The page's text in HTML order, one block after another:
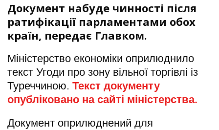
Документ набуде чинності після
ратифікації парламентами обох
країн, передає Главком.
Міністерство економіки оприлюднило
текст Угоди про зону вільної торгівлі із
Туреччиною. Текст документу
опубліковано на сайті міністерства.
Документ оприлюднений для